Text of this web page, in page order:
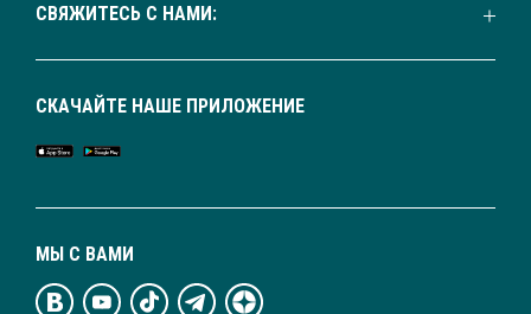
СВЯЖИТЕСЬ С НАМИ:
МЫ С ВАМИ
СКАЧАЙТЕ НАШЕ ПРИЛОЖЕНИЕ